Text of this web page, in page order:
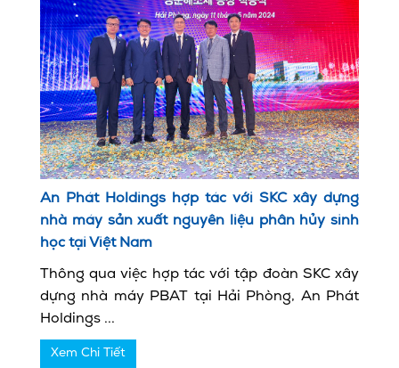
An Phát Holdings hợp tác với SKC xây dựng
nhà máy sản xuất nguyên liệu phân hủy sinh
học tại Việt Nam
Thông qua việc hợp tác với tập đoàn SKC xây
dựng nhà máy PBAT tại Hải Phòng, An Phát
Holdings ...
Xem Chi Tiết